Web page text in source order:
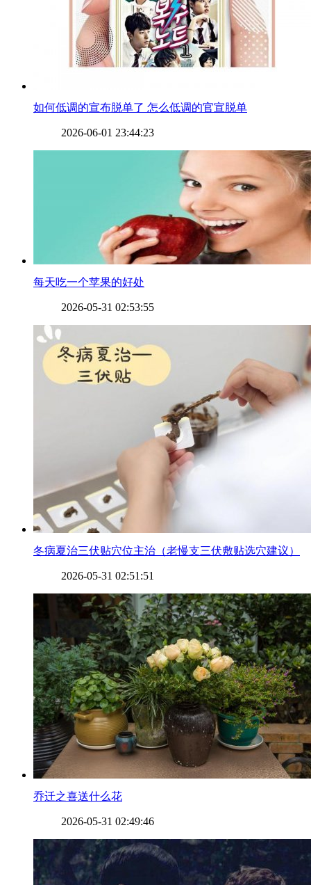
​如何低调的宣布脱单了 怎么低调的官宣脱单
2026-06-01 23:44:23
​每天吃一个苹果的好处
2026-05-31 02:53:55
​冬病夏治三伏贴穴位主治（老慢支三伏敷贴选穴建议）
2026-05-31 02:51:51
​乔迁之喜送什么花
2026-05-31 02:49:46